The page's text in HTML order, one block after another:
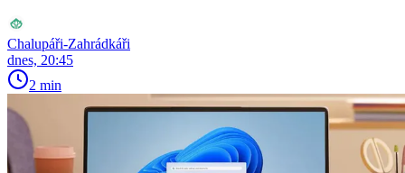
Chalupáři-Zahrádkáři
dnes, 20:45
2 min